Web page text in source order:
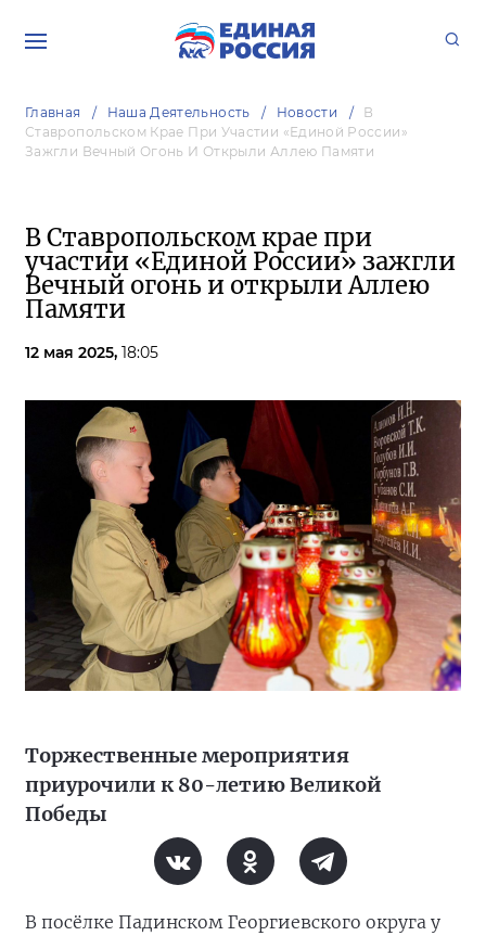
Главная Наша Деятельность Новости
В
Ставропольском Крае При Участии «Единой России»
Зажгли Вечный Огонь И Открыли Аллею Памяти
В Ставропольском крае при
участии «Единой России» зажгли
Вечный огонь и открыли Аллею
Памяти
12 мая 2025, 18:05
Торжественные мероприятия
приурочили к 80-летию Великой
Победы
В посёлке Падинском Георгиевского округа у